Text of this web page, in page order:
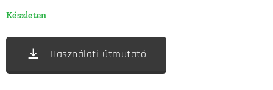
Készleten
Használati útmutató